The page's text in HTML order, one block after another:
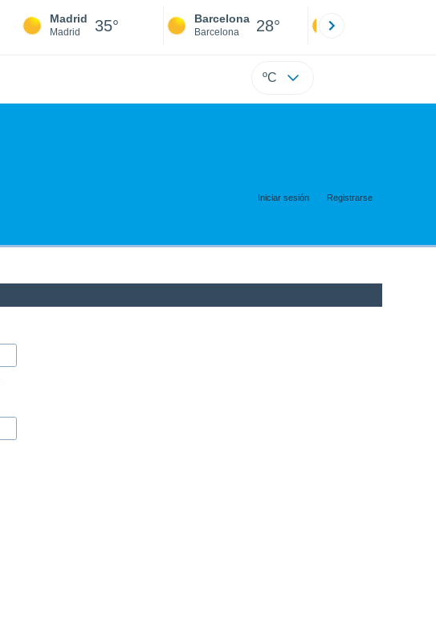
Madrid
Madrid 35° Barcelona
Barcelona 28°
ºC
Iniciar sesión Registrarse